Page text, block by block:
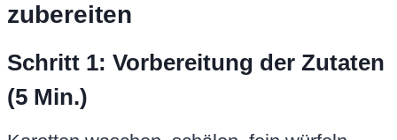
zubereiten
Schritt 1: Vorbereitung der Zutaten
(5 Min.)